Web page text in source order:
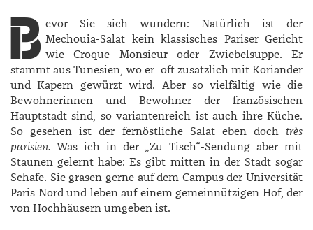
B evor Sie sich wundern: Natürlich ist der
Mechouia-Salat kein klassisches Pariser Gericht
wie Croque Monsieur oder Zwiebelsuppe. Er
stammt aus Tunesien, wo er oft zusätzlich mit Koriander
und Kapern gewürzt wird. Aber so vielfältig wie die
Bewohnerinnen und Bewohner der französischen
Hauptstadt sind, so variantenreich ist auch ihre Küche.
So gesehen ist der fernöstliche Salat eben doch très
parisien. Was ich in der „Zu Tisch“-Sendung aber mit
Staunen gelernt habe: Es gibt mitten in der Stadt sogar
Schafe. Sie grasen gerne auf dem Campus der Universität
Paris Nord und leben auf einem gemeinnützigen Hof, der
von Hochhäusern umgeben ist.